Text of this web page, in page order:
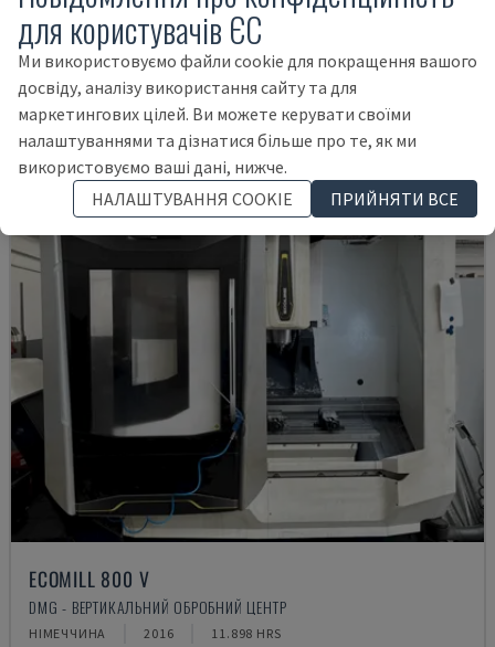
MYNX 550
DAEWOO - ВЕРТИКАЛЬНИЙ ОБРОБНИЙ ЦЕНТР
ІТАЛІЯ 2003
21.000 €
ECOMILL 800 V
DMG - ВЕРТИКАЛЬНИЙ ОБРОБНИЙ ЦЕНТР
НІМЕЧЧИНА 2016 11.898 HRS
для користувачів ЄС
Ми використовуємо файли cookie для покращення вашого
досвіду, аналізу використання сайту та для
маркетингових цілей. Ви можете керувати своїми
налаштуваннями та дізнатися більше про те, як ми
використовуємо ваші дані, нижче.
НАЛАШТУВАННЯ COOKIE
ПРИЙНЯТИ ВСЕ